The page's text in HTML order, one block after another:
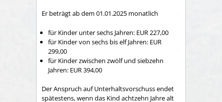
Er beträgt ab dem 01.01.2025 monatlich
für Kinder unter sechs Jahren: EUR 227,00
für Kinder von sechs bis elf Jahren: EUR
299,00
für Kinder zwischen zwölf und siebzehn
Jahren: EUR 394,00
Der Anspruch auf Unterhaltsvorschuss endet
spätestens, wenn das Kind achtzehn Jahre alt